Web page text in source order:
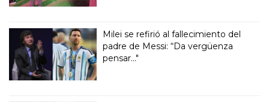
Milei se refirió al fallecimiento del
padre de Messi: “Da vergüenza
pensar..."